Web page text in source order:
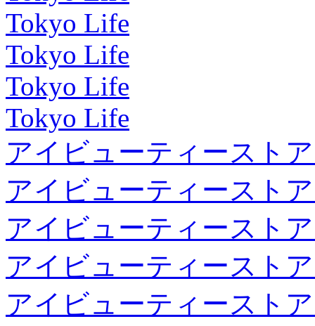
Tokyo Life
Tokyo Life
Tokyo Life
Tokyo Life
アイビューティースト
アイビューティースト
アイビューティースト
アイビューティースト
アイビューティースト